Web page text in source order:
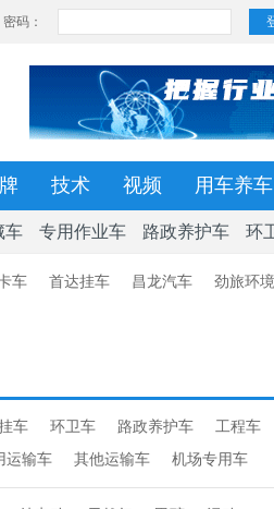
技术 视频 用车养车
车 专用作业车 路政养护车 环
车 首达挂车 昌龙汽车 劲旅环境
车 环卫车 路政养护车 工程车
运输车 其他运输车 机场专用车